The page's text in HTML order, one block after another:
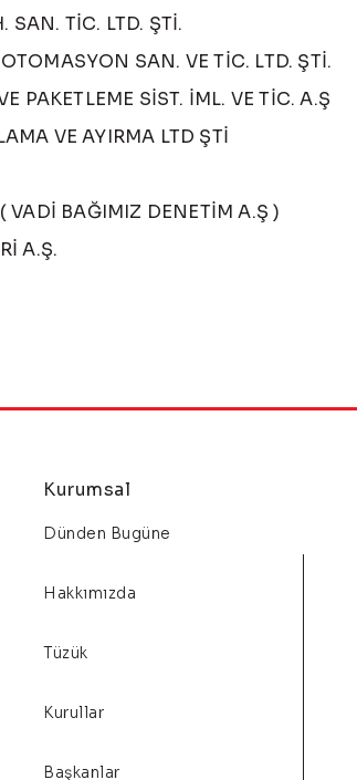
SAN. TİC. LTD. ŞTİ.
SAN. VE TİC. LTD. ŞTİ.
PAKETLEME SİST. İML. VE TİC. A.Ş
VE AYIRMA LTD ŞTİ
VADİ BAĞIMIZ DENETİM A.Ş )
A.Ş.
Kurumsal
Dünden Bugüne
Hakkımızda
Tüzük
Kurullar
Başkanlar